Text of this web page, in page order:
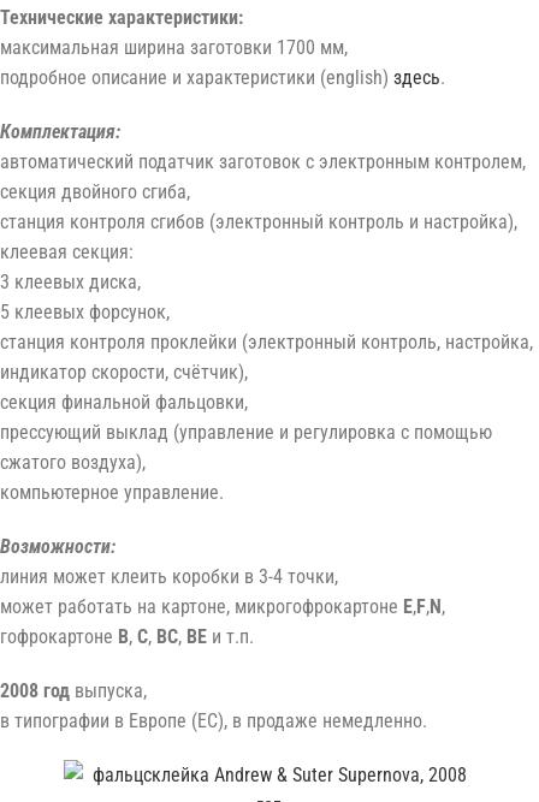
Технические характеристики:
максимальная ширина заготовки 1700 мм,
подробное описание и характеристики (english) здесь.
Комплектация:
автоматический податчик заготовок с электронным контролем,
секция двойного сгиба,
станция контроля сгибов (электронный контроль и настройка),
клеевая секция:
3 клеевых диска,
5 клеевых форсунок,
станция контроля проклейки (электронный контроль, настройка,
индикатор скорости, счётчик),
секция финальной фальцовки,
прессующий выклад (управление и регулировка с помощью
сжатого воздуха),
компьютерное управление.
Возможности:
линия может клеить коробки в 3-4 точки,
может работать на картоне, микрогофрокартоне E,F,N,
гофрокартоне B, C, BC, BE и т.п.
2008 год выпуска,
в типографии в Европе (ЕС), в продаже немедленно.